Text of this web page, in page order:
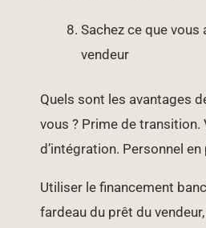
Sachez ce que vous
vendeur
Quels sont les avantages
vous ? Prime de
d’intégration. Personnel en
Utiliser le financement
fardeau du prêt du